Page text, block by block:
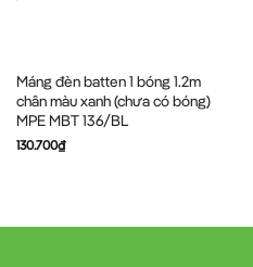
Máng đèn batten 1 bóng 1.2m
chân màu xanh (chưa có bóng)
MPE MBT 136/BL
130.700₫